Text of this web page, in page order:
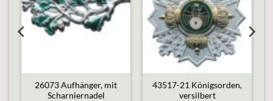
26073 Aufhänger, mit
Scharniernadel
43517-21 Königsorden,
versilbert